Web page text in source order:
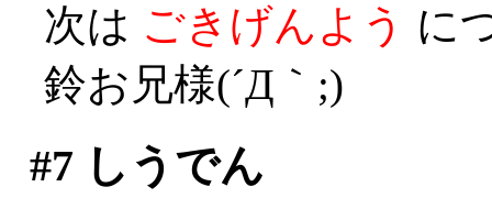
次は ごきげんよう に
鈴お兄様(´Д｀;)
#7 しうでん